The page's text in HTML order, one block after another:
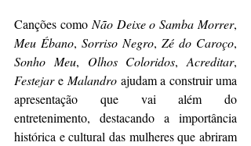
Canções como Não Deixe o Samba Morrer
Meu Ébano, Sorriso Negro, Zé do Caroço
Sonho Meu, Olhos Coloridos, Acreditar
Festejar e Malandro ajudam a construir uma
apresentação que vai além do
entretenimento, destacando a importância
histórica e cultural das mulheres que abriram